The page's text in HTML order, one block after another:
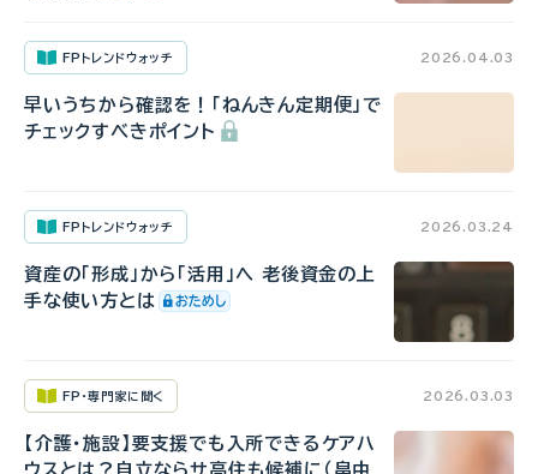
FPトレンドウォッチ 2026.04.03
早いうちから確認を！「ねんきん定期便」で
チェックすべきポイント
FPトレンドウォッチ 2026.03.24
資産の「形成」から「活用」へ 老後資金の上
手な使い方とは
FP・専門家に聞く 2026.03.03
【介護・施設】要支援でも入所できるケアハ
ウスとは？自立ならサ高住も候補に（畠中